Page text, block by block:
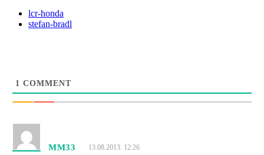
lcr-honda
stefan-bradl
1 COMMENT
MM33 13.08.2013. 12:26